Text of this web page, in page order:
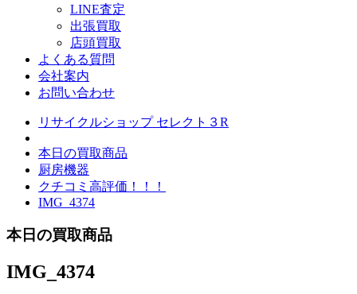
LINE査定
出張買取
店頭買取
よくある質問
会社案内
お問い合わせ
リサイクルショップ セレクト３R
本日の買取商品
厨房機器
クチコミ高評価！！！
IMG_4374
本日の買取商品
IMG_4374